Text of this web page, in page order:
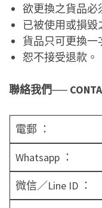
欲更換之貨品必
已被使用或損毀
貨品只可更換一
恕不接受退款。
聯絡我們──
電郵 ：
Whatsapp ：
微信／Line ID ：